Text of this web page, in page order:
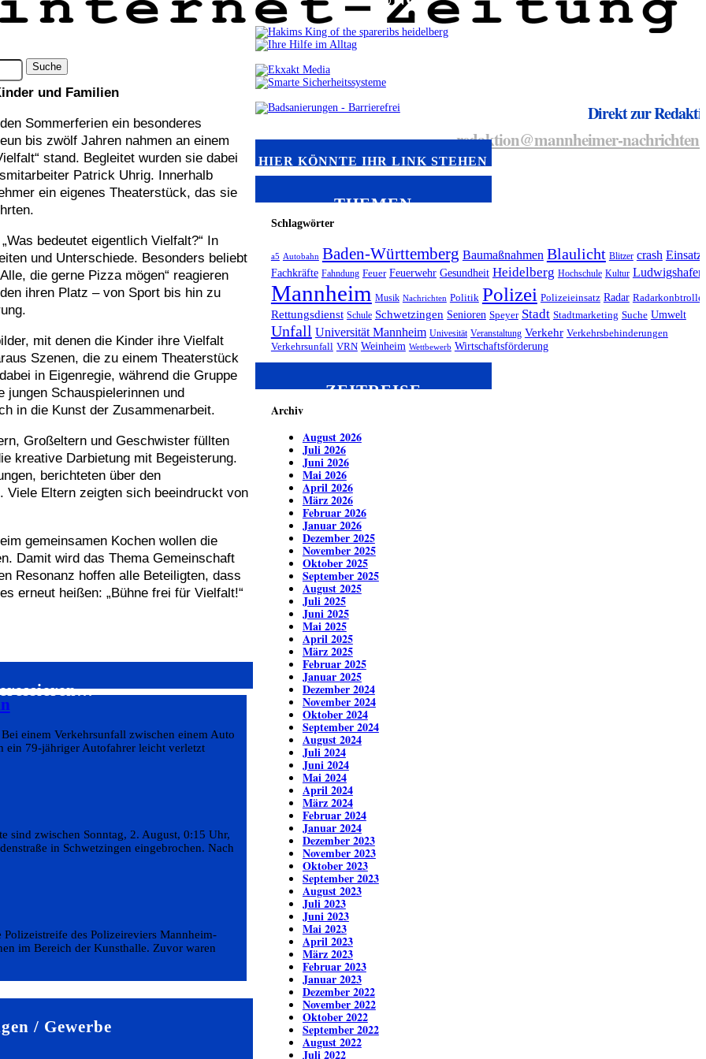
Direkt zur
redaktion@mannheimer-
und Familien
Sommerferien ein besonderes
bis zwölf Jahren nahmen an einem
stand. Begleitet wurden sie dabei
Patrick Uhrig. Innerhalb
ein eigenes Theaterstück, das sie
bedeutet eigentlich Vielfalt?“ In
und Unterschiede. Besonders beliebt
die gerne Pizza mögen“ reagieren
ihren Platz – von Sport bis hin zu
mit denen die Kinder ihre Vielfalt
Szenen, die zu einem Theaterstück
in Eigenregie, während die Gruppe
jungen Schauspielerinnen und
in die Kunst der Zusammenarbeit.
Großeltern und Geschwister füllten
kreative Darbietung mit Begeisterung.
berichteten über den
Eltern zeigten sich beeindruckt von
gemeinsamen Kochen wollen die
Damit wird das Thema Gemeinschaft
Resonanz hoffen alle Beteiligten, dass
erneut heißen: „Bühne frei für Vielfalt!“
einem Verkehrsunfall zwischen einem Auto
ein 79-jähriger Autofahrer leicht verletzt
sind zwischen Sonntag, 2. August, 0:15 Uhr,
in Schwetzingen eingebrochen. Nach
des Polizeireviers Mannheim-
im Bereich der Kunsthalle. Zuvor waren
/ Gewerbe
HIER KÖNNTE IHR LINK STEHEN
THEMEN
Schlagwörter
a5 Autobahn Baden-Württemberg Baumaßnahmen Blaulicht Blitzer crash Einsatz
Fachkräfte Fahndung Feuer Feuerwehr Gesundheit Heidelberg Hochschule Kultur Ludwigshafen
Mannheim Musik Nachrichten Politik Polizei Polizeieinsatz Radar
Rettungsdienst Schule Schwetzingen Senioren Speyer Stadt Stadtmarketing Suche Umwelt
Unfall Universität Mannheim Univesität Veranstaltung Verkehr Verkehrsbehinderungen
Verkehrsunfall VRN Weinheim Wettbewerb Wirtschaftsförderung
ZEITREISE
Archiv
August 2026
Juli 2026
Juni 2026
Mai 2026
April 2026
März 2026
Februar 2026
Januar 2026
Dezember 2025
November 2025
Oktober 2025
September 2025
August 2025
Juli 2025
Juni 2025
Mai 2025
April 2025
März 2025
Februar 2025
Januar 2025
Dezember 2024
November 2024
Oktober 2024
September 2024
August 2024
Juli 2024
Juni 2024
Mai 2024
April 2024
März 2024
Februar 2024
Januar 2024
Dezember 2023
November 2023
Oktober 2023
September 2023
August 2023
Juli 2023
Juni 2023
Mai 2023
April 2023
März 2023
Februar 2023
Januar 2023
Dezember 2022
November 2022
Oktober 2022
September 2022
August 2022
Juli 2022